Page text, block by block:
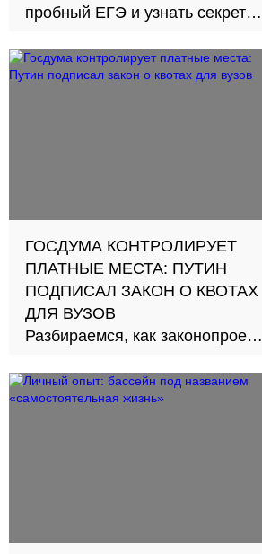
пробный ЕГЭ и узнать секреты
ГОСДУМА КОНТРОЛИРУЕТ
ПЛАТНЫЕ МЕСТА: ПУТИН
ПОДПИСАЛ ЗАКОН О КВОТАХ
ДЛЯ ВУЗОВ
Разбираемся, как законопроект
повлиял на поступление в
ведущие вузы России